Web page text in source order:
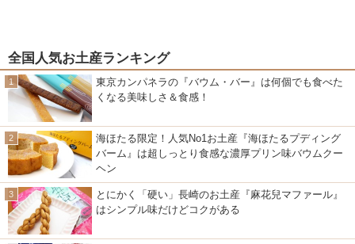
全国人気お土産ランキング
東京カンパネラの『バウム・バー』は何個でも食べた
くなる美味しさ＆食感！
海ほたる限定！人気No1お土産『海ほたるプディング
バーム』は超しっとり食感な濃厚プリン味バウムクー
ヘン
とにかく「硬い」長崎のお土産『麻花兒マファール』
はシンプル味だけどコクがある